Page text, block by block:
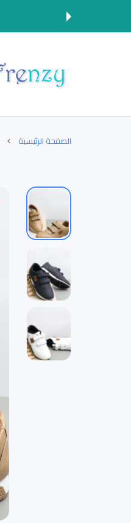
الصفحة الرئيسية